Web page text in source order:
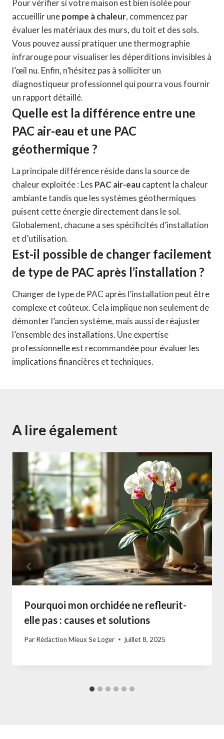
Pour vérifier si votre maison est bien isolée pour
accueillir unepompe à chaleur, commencez par
évaluer les matériaux des murs, du toit et des sols.
Vous pouvez aussi pratiquer une thermographie
infrarouge pour visualiser les déperditions invisibles à
l’œil nu. Enfin, n’hésitez pas à solliciter un
diagnostiqueur professionnel qui pourra vous fournir
un rapport détaillé.
Quelle est la différence entre une
PAC air-eau et une PAC
géothermique ?
La principale différence réside dans la source de
chaleur exploitée : Les PAC air-eau captent la chaleur
ambiante tandis que les systèmes géothermiques
puisent cette énergie directement dans le sol.
Globalement, chacune a ses spécificités d’installation
et d’utilisation.
Est-il possible de changer facilement
de type de PAC après l’installation ?
Changer de type de PAC après l’installation peut être
complexe et coûteux. Cela implique non seulement de
démonter l’ancien système, mais aussi de réajuster
l’ensemble des installations. Une expertise
professionnelle est recommandée pour évaluer les
implications financières et techniques.
A lire également
Pourquoi mon orchidée ne refleurit-
elle pas : causes et solutions
Par Rédaction Mieux Se Loger juillet 8, 2025